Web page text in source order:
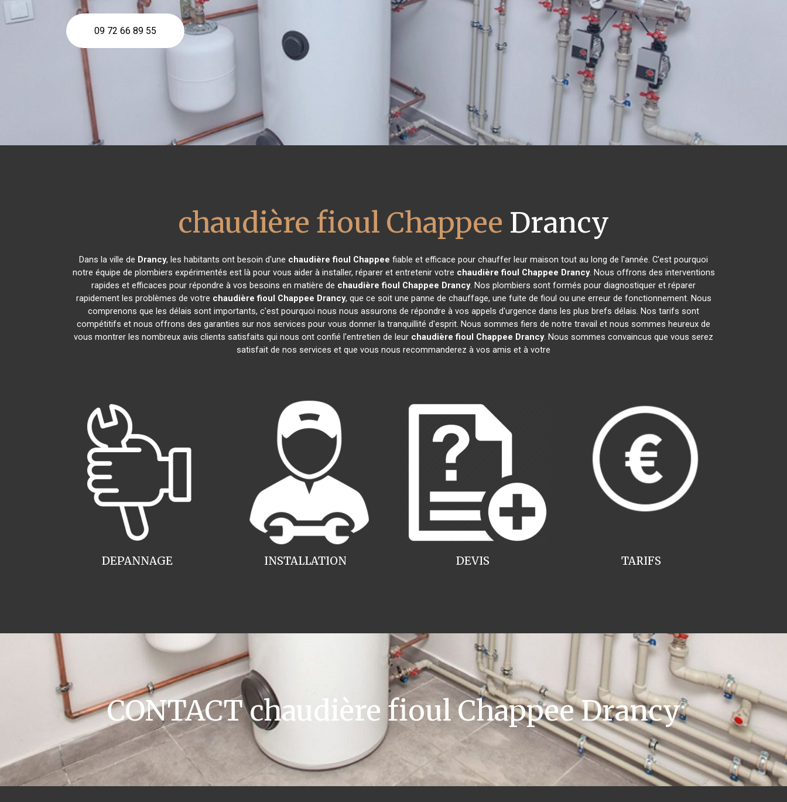
09 72 66 89 55
chaudière fioul Chappee Drancy
Dans la ville de Drancy, les habitants ont besoin d'une chaudière fioul Chappee fiable et efficace pour chauffer leur maison tout au long de l'année. C'est pourquoi
notre équipe de plombiers expérimentés est là pour vous aider à installer, réparer et entretenir votre chaudière fioul Chappee Drancy. Nous offrons des interventions
rapides et efficaces pour répondre à vos besoins en matière de chaudière fioul Chappee Drancy. Nos plombiers sont formés pour diagnostiquer et réparer
rapidement les problèmes de votre chaudière fioul Chappee Drancy, que ce soit une panne de chauffage, une fuite de fioul ou une erreur de fonctionnement. Nous
comprenons que les délais sont importants, c'est pourquoi nous nous assurons de répondre à vos appels d'urgence dans les plus brefs délais. Nos tarifs sont
compétitifs et nous offrons des garanties sur nos services pour vous donner la tranquillité d'esprit. Nous sommes fiers de notre travail et nous sommes heureux de
vous montrer les nombreux avis clients satisfaits qui nous ont confié l'entretien de leur chaudière fioul Chappee Drancy. Nous sommes convaincus que vous serez
satisfait de nos services et que vous nous recommanderez à vos amis et à votre
INSTALLATION
DEPANNAGE TARIFS
DEVIS
CONTACT chaudière fioul Chappee Drancy